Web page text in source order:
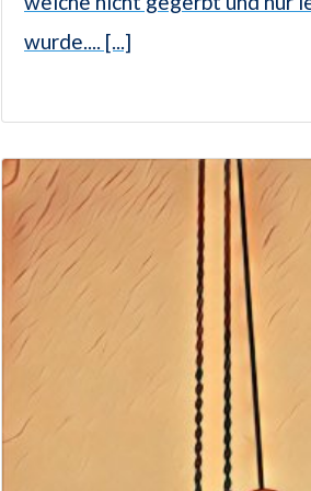
wurde.... [...]